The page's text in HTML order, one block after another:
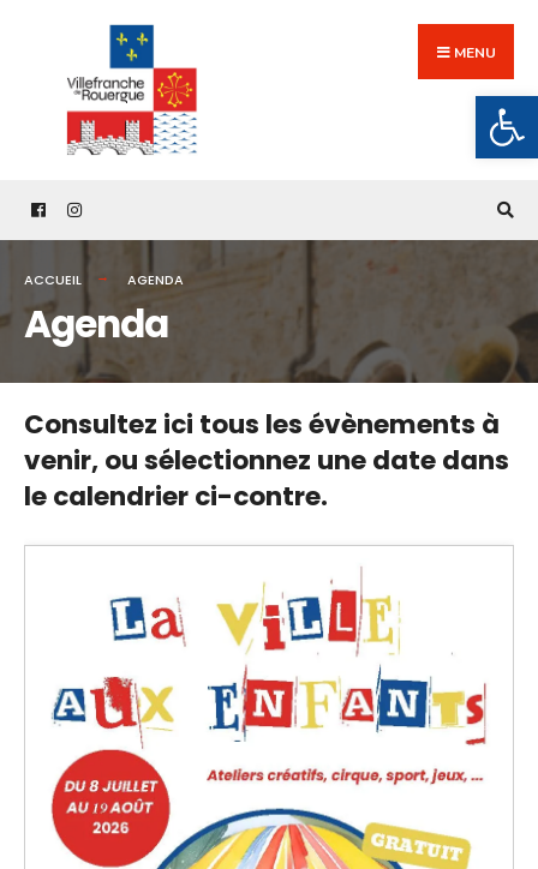
content
MENU
ACCUEIL AGENDA
Agenda
Consultez ici tous les évènements à
venir,ou sélectionnez une date dans
le calendrier ci-contre.